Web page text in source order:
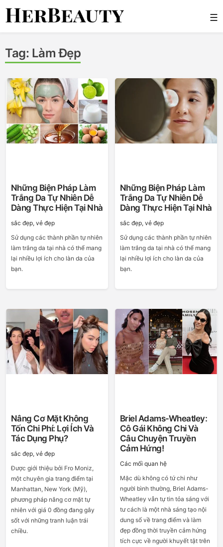
Skip
☰
Tag: Làm Đẹp
Những Biện Pháp Làm
Trắng Da Tự Nhiên Dễ
Dàng Thực Hiện Tại Nhà
sắc đẹp, vẻ đẹp
Sử dụng các thành phần tự nhiên
làm trắng da tại nhà có thể mang
lại nhiều lợi ích cho làn da của
bạn.
Những Biện Pháp Làm
Trắng Da Tự Nhiên Dễ
Dàng Thực Hiện Tại Nhà
sắc đẹp, vẻ đẹp
Sử dụng các thành phần tự nhiên
làm trắng da tại nhà có thể mang
lại nhiều lợi ích cho làn da của
bạn.
Nâng Cơ Mặt Không
Tốn Chi Phí: Lợi Ích Và
Tác Dụng Phụ?
sắc đẹp, vẻ đẹp
Được giới thiệu bởi Fro Moniz,
một chuyên gia trang điểm tại
Manhattan, New York (Mỹ),
phương pháp nâng cơ mặt tự
nhiên với giá 0 đồng đang gây
sốt với những tranh luận trái
chiều.
Briel Adams-Wheatley:
Cô Gái Không Chi Và
Câu Chuyện Truyền
Cảm Hứng!
Các mối quan hệ
Mặc dù không có tứ chi như
người bình thường, Briel Adams-
Wheatley vẫn tự tin tỏa sáng với
tư cách là một nhà sáng tạo nội
dung số về trang điểm và làm
đẹp đồng thời truyền cảm hứng
tích cực về người khuyết tật trên